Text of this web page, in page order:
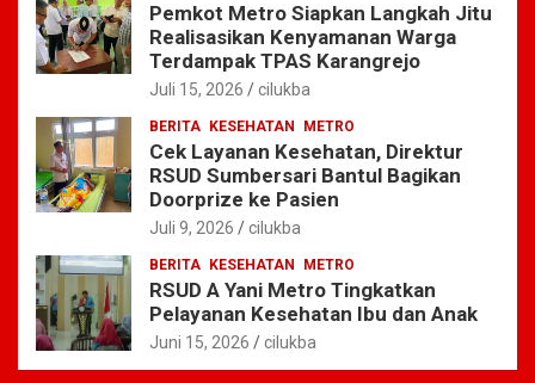
Pemkot Metro Siapkan Langkah Jitu
Realisasikan Kenyamanan Warga
Terdampak TPAS Karangrejo
Juli 15, 2026 cilukba
BERITA KESEHATAN METRO
Cek Layanan Kesehatan, Direktur
RSUD Sumbersari Bantul Bagikan
Doorprize ke Pasien
Juli 9, 2026 cilukba
BERITA KESEHATAN METRO
RSUD A Yani Metro Tingkatkan
Pelayanan Kesehatan Ibu dan Anak
Juni 15, 2026 cilukba